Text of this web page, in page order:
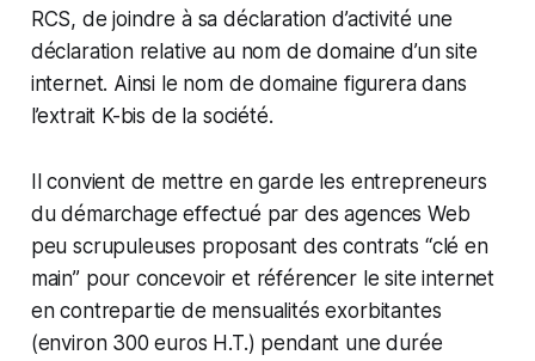
RCS, de joindre à sa déclaration d’activité une
déclaration relative au nom de domaine d’un site
internet. Ainsi le nom de domaine figurera dans
l’extrait K-bis de la société.
Il convient de mettre en garde les entrepreneurs
du démarchage effectué par des agences Web
peu scrupuleuses proposant des contrats “clé en
main” pour concevoir et référencer le site internet
en contrepartie de mensualités exorbitantes
(environ 300 euros H.T.) pendant une durée